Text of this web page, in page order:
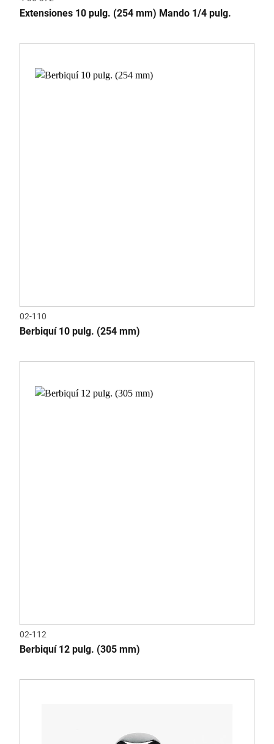
Extensiones 10 pulg. (254 mm) Mando 1/4 pulg.
02-110
Berbiquí 10 pulg. (254 mm)
02-112
Berbiquí 12 pulg. (305 mm)